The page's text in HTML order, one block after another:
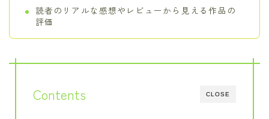
読者のリアルな感想やレビューから見える作品の
評価
CLOSE
Contents